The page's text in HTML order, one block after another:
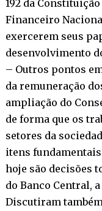
192 da
Financeiro
exercerem seus
desenvolvimento
– Outros pontos
da remuneração
ampliação do
de forma que os
setores da
itens
hoje são decisões
do Banco Central,
Discutiram